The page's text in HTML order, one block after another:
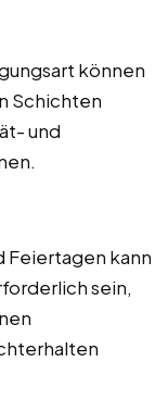
können
Schichten
und
Feiertagen kann
sein,